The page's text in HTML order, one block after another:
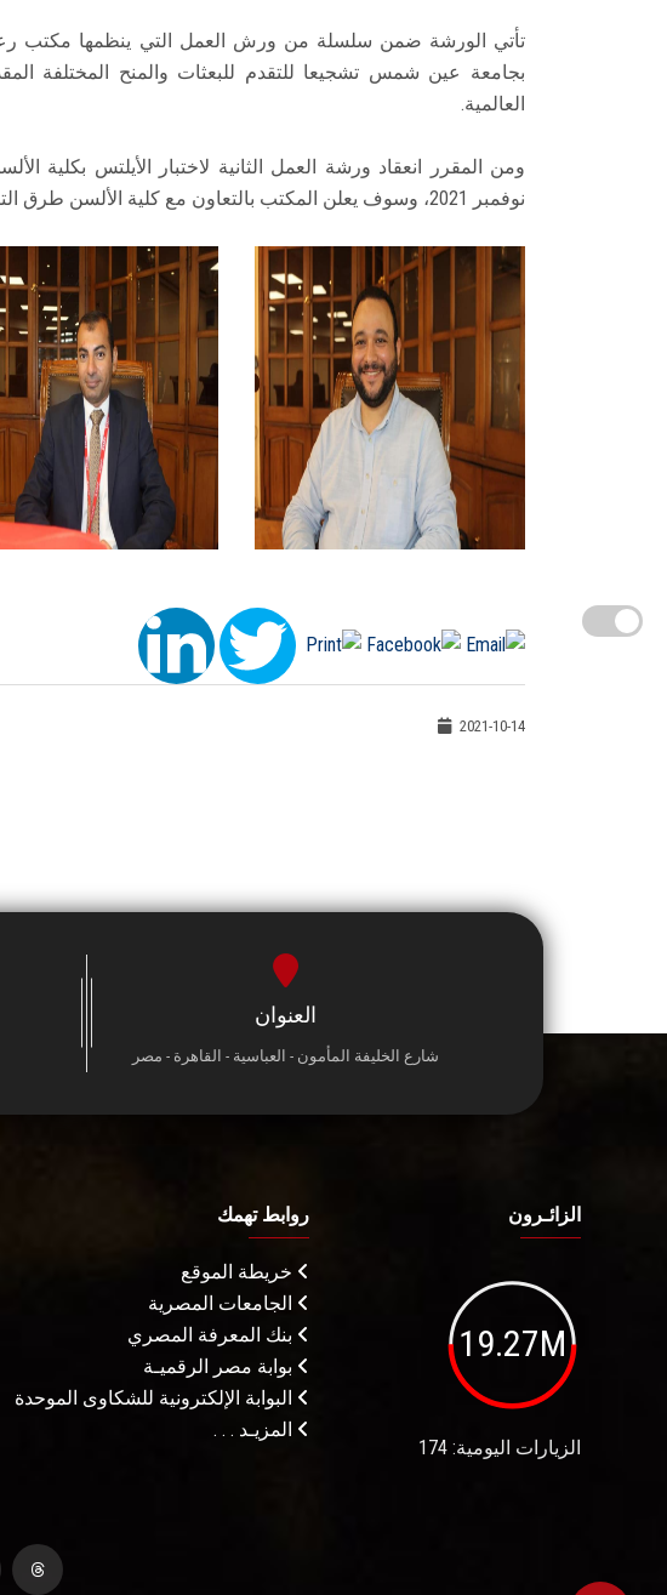
تأتي الورشة ضمن سلسلة من ورش العمل التي ينظمها مكتب
بجامعة عين شمس تشجيعا للتقدم للبعثات والمنح المختلفة
العالمية.
نوفمبر 2021، وسوف يعلن المكتب بالتعاون مع كلية الألسن طرق التسجيل لورشة العمل خلال أول الأسبوع القادم.
2021-10-14
العنوان
شارع الخليفة المأمون - العباسية - القاهرة - مصر
الزائـرون
19.27M
الزيارات اليومية: 174
روابط تهمك
خريطة الموقع
الجامعات المصرية
بنك المعرفة المصري
بوابة مصر الرقميـة
البوابة الإلكترونية للشكاوى الموحدة
المزيـد . . .